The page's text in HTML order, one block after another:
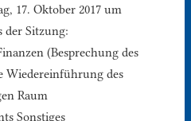
17. Oktober 2017 um
der Sitzung:
(Besprechung des
Wiedereinführung des
Raum
Sonstiges